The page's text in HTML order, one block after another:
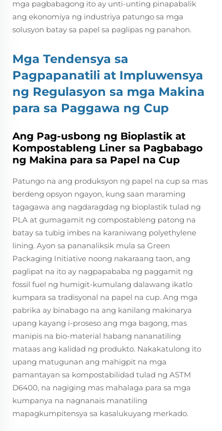
mga pagbabagong ito ay unti-unting pinapabalik
ang ekonomiya ng industriya patungo sa mga
solusyon batay sa papel sa paglipas ng panahon.
Mga Tendensya sa
Pagpapanatili at Impluwensya
ng Regulasyon sa mga Makina
para sa Paggawa ng Cup
Ang Pag-usbong ng Bioplastik at
Kompostableng Liner sa Pagbabago
ng Makina para sa Papel na Cup
Patungo na ang produksyon ng papel na cup sa mas
berdeng opsyon ngayon, kung saan maraming
tagagawa ang nagdaragdag ng bioplastik tulad ng
PLA at gumagamit ng compostableng patong na
batay sa tubig imbes na karaniwang polyethylene
lining. Ayon sa pananaliksik mula sa Green
Packaging Initiative noong nakaraang taon, ang
paglipat na ito ay nagpapababa ng paggamit ng
fossil fuel ng humigit-kumulang dalawang ikatlo
kumpara sa tradisyonal na papel na cup. Ang mga
pabrika ay binabago na ang kanilang makinarya
upang kayang i-proseso ang mga bagong, mas
manipis na bio-material habang nananatiling
mataas ang kalidad ng produkto. Nakakatulong ito
upang matugunan ang mahigpit na mga
pamantayan sa kompostabilidad tulad ng ASTM
D6400, na nagiging mas mahalaga para sa mga
kumpanya na nagnanais manatiling
mapagkumpitensya sa kasalukuyang merkado.